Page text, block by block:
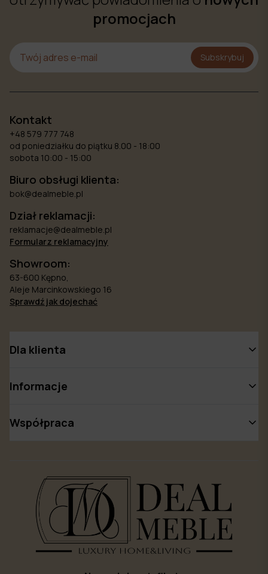
promocjach
Subskrybuj
Kontakt
+48 579 777 748
od poniedziałku do piątku 8.00 - 18:00
sobota 10:00 - 15:00
Biuro obsługi klienta:
bok@dealmeble.pl
Dział reklamacji:
reklamacje@dealmeble.pl
Formularz reklamacyjny
Showroom:
63-600 Kępno,
Aleje Marcinkowskiego 16
Sprawdź jak dojechać
Dla klienta
Informacje
Współpraca